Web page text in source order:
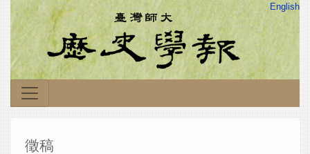
English
徵稿